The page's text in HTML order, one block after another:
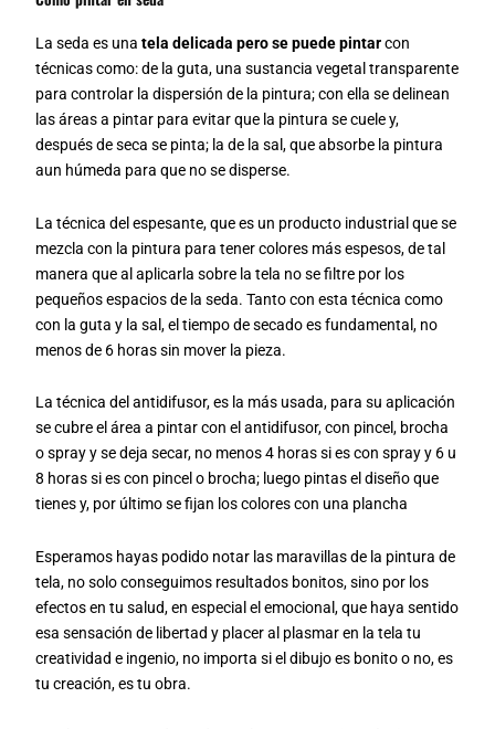
La seda es unatela delicada pero se puede pintarcon
técnicas como: de la guta, una sustancia vegetal transparente
para controlar la dispersión de la pintura; con ella se delinean
las áreas a pintar para evitar que la pintura se cuele y,
después de seca se pinta; la de la sal, que absorbe la pintura
aun húmeda para que no se disperse.
La técnica del espesante, que es un producto industrial que se
mezcla con la pintura para tener colores más espesos, de tal
manera que al aplicarla sobre la tela no se filtre por los
pequeños espacios de la seda. Tanto con esta técnica como
con la guta y la sal, el tiempo de secado es fundamental, no
menos de 6 horas sin mover la pieza.
La técnica del antidifusor, es la más usada, para su aplicación
se cubre el área a pintar con el antidifusor, con pincel, brocha
o spray y se deja secar, no menos 4 horas si es con spray y 6 u
8 horas si es con pincel o brocha; luego pintas el diseño que
tienes y, por último se fijan los colores con una plancha
Esperamos hayas podido notar las maravillas de la pintura de
tela, no solo conseguimos resultados bonitos, sino por los
efectos en tu salud, en especial el emocional, que haya sentido
esa sensación de libertad y placer al plasmar en la tela tu
creatividad e ingenio, no importa si el dibujo es bonito o no, es
tu creación, es tu obra.